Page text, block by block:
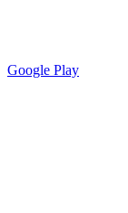
Google Play